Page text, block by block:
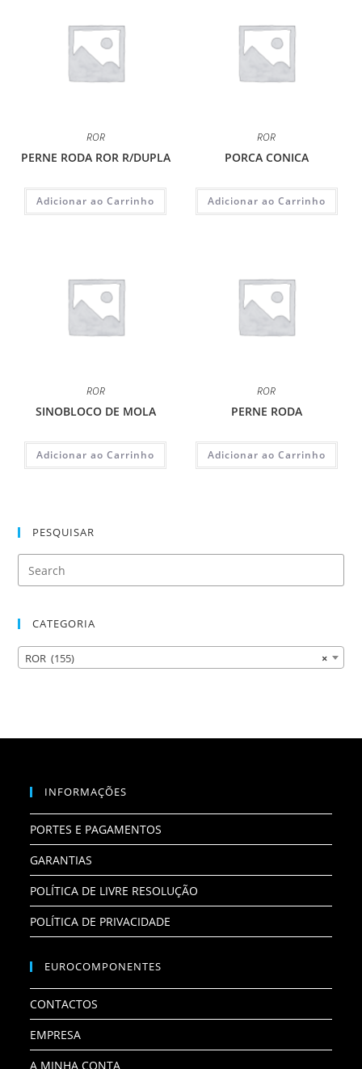
ROR
PERNE RODA ROR R/DUPLA
Adicionar ao Carrinho
ROR
PORCA CONICA
Adicionar ao Carrinho
ROR
SINOBLOCO DE MOLA
Adicionar ao Carrinho
ROR
PERNE RODA
Adicionar ao Carrinho
PESQUISAR
CATEGORIA
×
ROR (155)
INFORMAÇÕES
PORTES E PAGAMENTOS
GARANTIAS
POLÍTICA DE LIVRE RESOLUÇÃO
POLÍTICA DE PRIVACIDADE
EUROCOMPONENTES
CONTACTOS
EMPRESA
A MINHA CONTA